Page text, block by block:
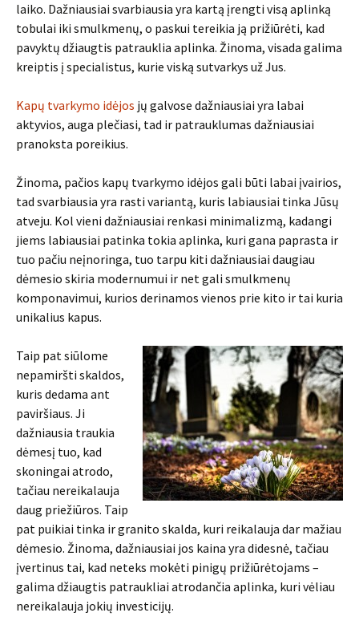
laiko. Dažniausiai svarbiausia yra kartą įrengti visą aplinką
tobulai iki smulkmenų, o paskui tereikia ją prižiūrėti, kad
pavyktų džiaugtis patrauklia aplinka. Žinoma, visada galima
kreiptis į specialistus, kurie viską sutvarkys už Jus.
Kapų tvarkymo idėjos jų galvose dažniausiai yra labai
aktyvios, auga plečiasi, tad ir patrauklumas dažniausiai
pranoksta poreikius.
Žinoma, pačios kapų tvarkymo idėjos gali būti labai įvairios,
tad svarbiausia yra rasti variantą, kuris labiausiai tinka Jūsų
atveju. Kol vieni dažniausiai renkasi minimalizmą, kadangi
jiems labiausiai patinka tokia aplinka, kuri gana paprasta ir
tuo pačiu neįnoringa, tuo tarpu kiti dažniausiai daugiau
dėmesio skiria modernumui ir net gali smulkmenų
komponavimui, kurios derinamos vienos prie kito ir tai kuria
unikalius kapus.
Taip pat siūlome
nepamiršti skaldos,
kuris dedama ant
paviršiaus. Ji
dažniausia traukia
dėmesį tuo, kad
skoningai atrodo,
tačiau nereikalauja
daug priežiūros. Taip
pat puikiai tinka ir granito skalda, kuri reikalauja dar mažiau
dėmesio. Žinoma, dažniausiai jos kaina yra didesnė, tačiau
įvertinus tai, kad neteks mokėti pinigų prižiūrėtojams –
galima džiaugtis patraukliai atrodančia aplinka, kuri vėliau
nereikalauja jokių investicijų.